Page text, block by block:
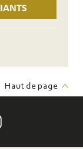
Haut de page